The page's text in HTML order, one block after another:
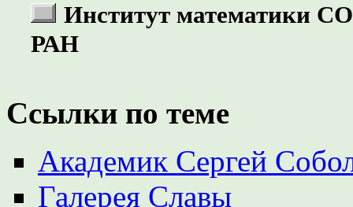
Институт математики СО
РАН
Ссылки по теме
Академик Сергей
Галерея Славы